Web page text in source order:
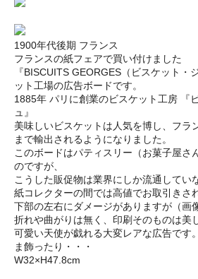
1900年代後期 フランス
フランスの紙フェアで買い付けました
『BISCUITS GEORGES（ビスケット・
ット工場の広告ボードです。
1885年 パリに創業のビスケット工房 『
ュ』
美味しいビスケットは人気を博し、フラ
まで輸出されるようになりました。
このボードはパティスリー（お菓子屋さ
のですが、
こうした販促物は業界にしか流通してい
紙コレクターの間では高値でお取引きさ
下部の左右にダメージがありますが（画
折れや曲がりは無く、印刷そのものは美
可愛い天使が戯れる大変レアな広告です
ま飾ったり・・・
W32×H47.8cm